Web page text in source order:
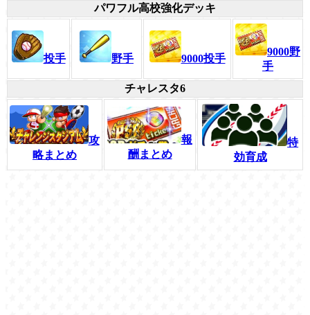
パワフル高校強化デッキ
投手 野手 9000投手
9000野
手
チャレスタ6
攻
略まとめ
報
酬まとめ
特
効育成